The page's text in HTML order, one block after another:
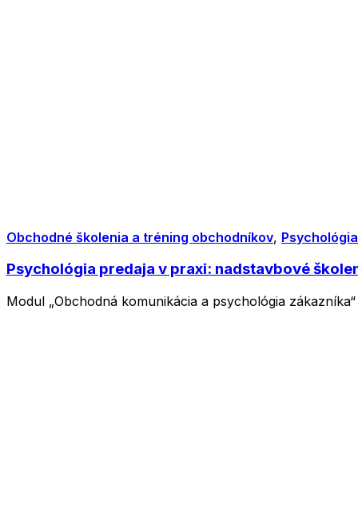
Obchodné školenia a tréning obchodníkov,
Psychológia predaja v praxi: nadstavbové
Modul „Obchodná komunikácia a psychológia